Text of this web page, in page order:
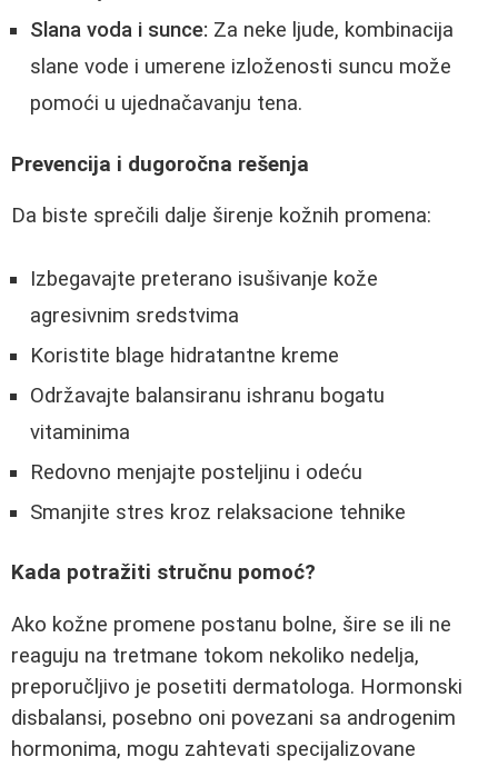
Slana voda i sunce: Za neke ljude, kombinacija
slane vode i umerene izloženosti suncu može
pomoći u ujednačavanju tena.
Prevencija i dugoročna rešenja
Da biste sprečili dalje širenje kožnih promena:
Izbegavajte preterano isušivanje kože
agresivnim sredstvima
Koristite blage hidratantne kreme
Održavajte balansiranu ishranu bogatu
vitaminima
Redovno menjajte posteljinu i odeću
Smanjite stres kroz relaksacione tehnike
Kada potražiti stručnu pomoć?
Ako kožne promene postanu bolne, šire se ili ne
reaguju na tretmane tokom nekoliko nedelja,
preporučljivo je posetiti dermatologa. Hormonski
disbalansi, posebno oni povezani sa androgenim
hormonima, mogu zahtevati specijalizovane